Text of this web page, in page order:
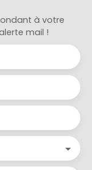
à votre
mail !